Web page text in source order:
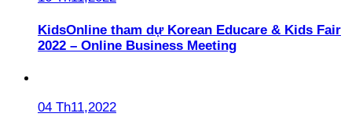
KidsOnline tham dự Korean Educare & Kids Fair
2022 – Online Business Meeting
04 Th11,2022